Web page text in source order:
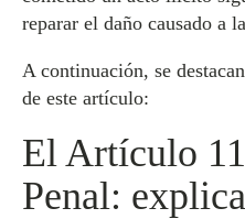
reparar el daño causado a
A continuación, se
de este artículo:
El Artículo
Penal: